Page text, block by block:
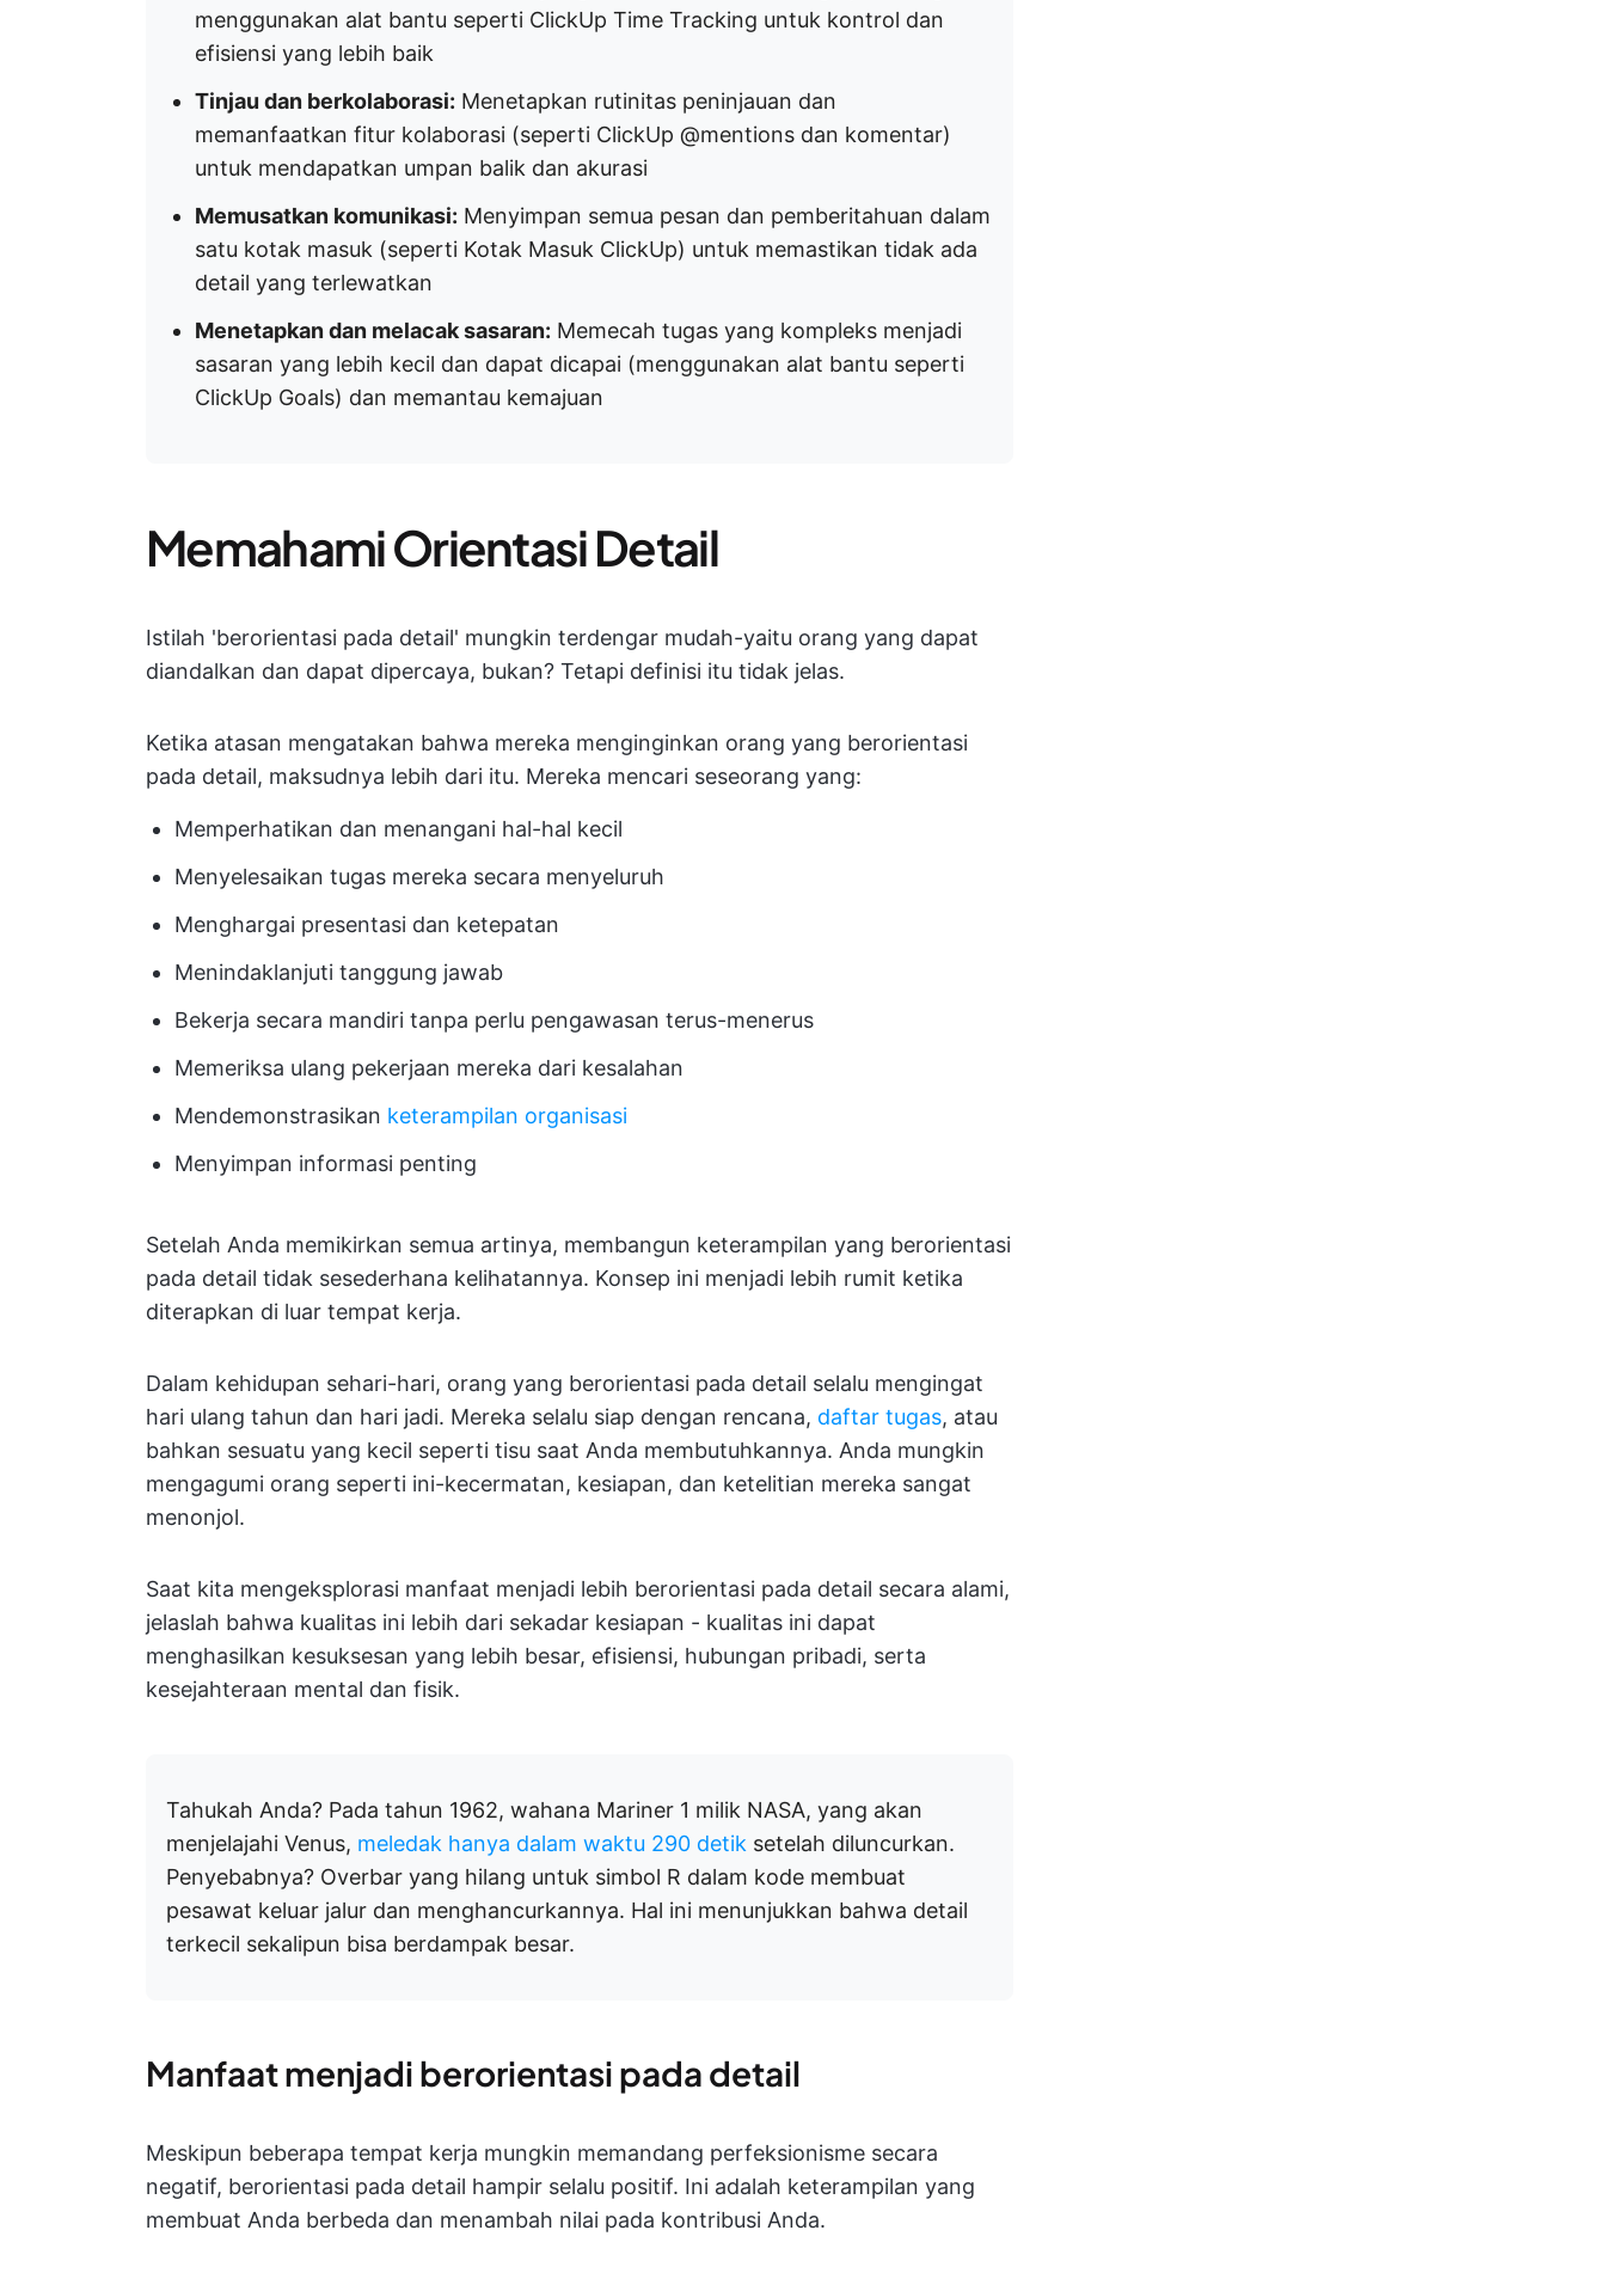
menggunakan alat bantu seperti ClickUp Time Tracking untuk kontrol dan
efisiensi yang lebih baik
Tinjau dan berkolaborasi: Menetapkan rutinitas peninjauan dan
memanfaatkan fitur kolaborasi (seperti ClickUp @mentions dan komentar)
untuk mendapatkan umpan balik dan akurasi
Memusatkan komunikasi: Menyimpan semua pesan dan pemberitahuan dalam
satu kotak masuk (seperti Kotak Masuk ClickUp) untuk memastikan tidak ada
detail yang terlewatkan
Menetapkan dan melacak sasaran: Memecah tugas yang kompleks menjadi
sasaran yang lebih kecil dan dapat dicapai (menggunakan alat bantu seperti
ClickUp Goals) dan memantau kemajuan
Memahami Orientasi Detail
Istilah 'berorientasi pada detail' mungkin terdengar mudah-yaitu orang yang dapat
diandalkan dan dapat dipercaya, bukan? Tetapi definisi itu tidak jelas.
Ketika atasan mengatakan bahwa mereka menginginkan orang yang berorientasi
pada detail, maksudnya lebih dari itu. Mereka mencari seseorang yang:
Memperhatikan dan menangani hal-hal kecil
Menyelesaikan tugas mereka secara menyeluruh
Menghargai presentasi dan ketepatan
Menindaklanjuti tanggung jawab
Bekerja secara mandiri tanpa perlu pengawasan terus-menerus
Memeriksa ulang pekerjaan mereka dari kesalahan
Mendemonstrasikan keterampilan organisasi
Menyimpan informasi penting
Setelah Anda memikirkan semua artinya, membangun keterampilan yang berorientasi
pada detail tidak sesederhana kelihatannya. Konsep ini menjadi lebih rumit ketika
diterapkan di luar tempat kerja.
Dalam kehidupan sehari-hari, orang yang berorientasi pada detail selalu mengingat
hari ulang tahun dan hari jadi. Mereka selalu siap dengan rencana, daftar tugas, atau
bahkan sesuatu yang kecil seperti tisu saat Anda membutuhkannya. Anda mungkin
mengagumi orang seperti ini-kecermatan, kesiapan, dan ketelitian mereka sangat
menonjol.
Saat kita mengeksplorasi manfaat menjadi lebih berorientasi pada detail secara alami,
jelaslah bahwa kualitas ini lebih dari sekadar kesiapan - kualitas ini dapat
menghasilkan kesuksesan yang lebih besar, efisiensi, hubungan pribadi, serta
kesejahteraan mental dan fisik.
Tahukah Anda? Pada tahun 1962, wahana Mariner 1 milik NASA, yang akan
menjelajahi Venus, meledak hanya dalam waktu 290 detik setelah diluncurkan.
Penyebabnya? Overbar yang hilang untuk simbol R dalam kode membuat
pesawat keluar jalur dan menghancurkannya. Hal ini menunjukkan bahwa detail
terkecil sekalipun bisa berdampak besar.
Manfaat menjadi berorientasi pada detail
Meskipun beberapa tempat kerja mungkin memandang perfeksionisme secara
negatif, berorientasi pada detail hampir selalu positif. Ini adalah keterampilan yang
membuat Anda berbeda dan menambah nilai pada kontribusi Anda.